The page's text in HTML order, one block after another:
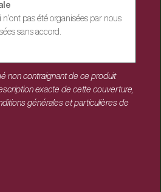
n’ont pas été organisées par nous
sans accord.
non contraignant de ce produit
exacte de cette couverture,
générales et particulières de